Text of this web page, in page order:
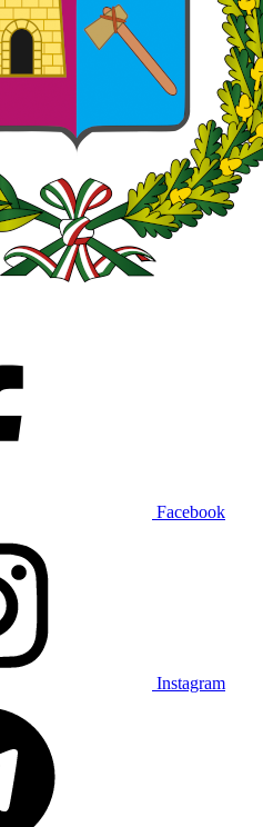
Facebook
Instagram